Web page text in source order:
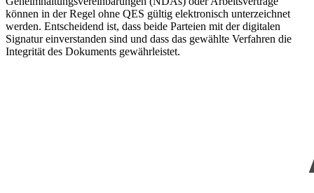
können in der Regel ohne QES gültig elektronisch unterzeichnet
werden. Entscheidend ist, dass beide Parteien mit der digitalen
Signatur einverstanden sind und dass das gewählte Verfahren die
Integrität des Dokuments gewährleistet.